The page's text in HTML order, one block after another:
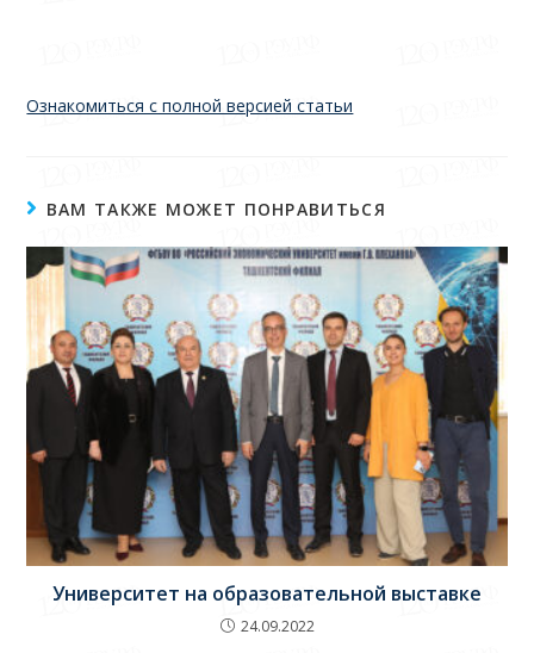
Ознакомиться с полной версией статьи
ВАМ ТАКЖЕ МОЖЕТ ПОНРАВИТЬСЯ
Университет на образовательной выставке
24.09.2022